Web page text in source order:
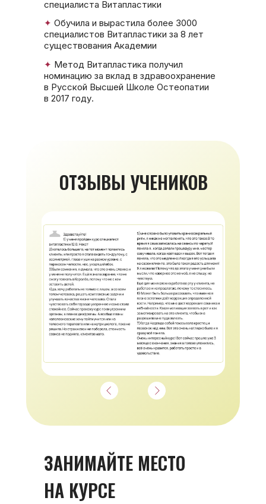
специалиста Витапластики
✦ Обучила и вырастила более 3000
специалистов Витапластики за 8 лет
существования Академии
✦ Метод Витапластика получил
номинацию за вклад в здравоохранение
в Русской Высшей Школе Остеопатии
в 2017 году.
ОТЗЫВЫ УЧЕНИКОВ
ЗАНИМАЙТЕ МЕСТО
НА КУРСЕ